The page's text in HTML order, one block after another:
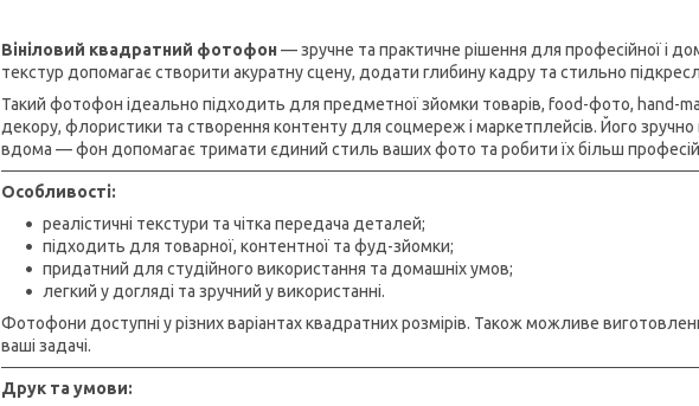
Вініловий квадратний фотофон — зручне та практичне рішення для професійної і
текстур допомагає створити акуратну сцену, додати глибину кадру та стильно
Такий фотофон ідеально підходить для предметної зйомки товарів, food-фото, hand-
декору, флористики та створення контенту для соцмереж і маркетплейсів. Його зручно
вдома — фон допомагає тримати єдиний стиль ваших фото та робити їх більш
Особливості:
реалістичні текстури та чітка передача деталей;
підходить для товарної, контентної та фуд-зйомки;
придатний для студійного використання та домашніх умов;
легкий у догляді та зручний у використанні.
Фотофони доступні у різних варіантах квадратних розмірів. Також можливе
ваші задачі.
Друк та умови: